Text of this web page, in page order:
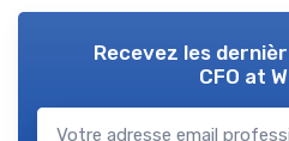
Recevez les
CFO at